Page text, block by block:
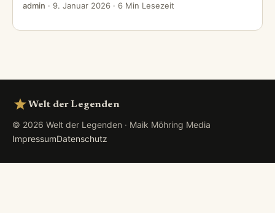
admin · 9. Januar 2026 · 6 Min Lesezeit
Welt der Legenden
© 2026 Welt der Legenden · Maik Möhring Media
ImpressumDatenschutz